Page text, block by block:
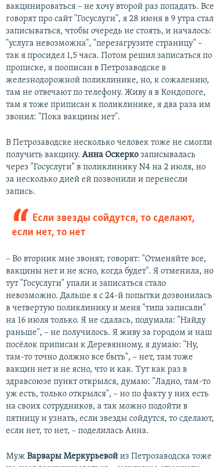
вакцинироваться – не хочу второй раз попадать. Все
говорят про сайт "Госуслуги", я 28 июня в 9 утра стал
записываться, чтобы очередь не стоять, и началось:
"услуга невозможна", "перезагрузите страницу" –
так я просидел 1,5 часа. Потом решил записаться по
прописке, я поописан в Петрозаводске в
железнодорожной поликлинике, но, к сожалению,
там не отвечают по телефону. Живу я в Кондопоге,
там я тоже приписан к поликлинике, я два раза им
звонил: "Пока вакцины нет".
В Петрозаводске несколько человек тоже не смогли
получить вакцину. Анна Оскерко записывалась
через "Госуслуги" в поликлинику N4 на 2 июля, но
за несколько дней ей позвонили и перенесли
запись.
Если звезды сойдутся, то сделают,
если нет, то нет
– Во вторник мне звонят, говорят: "Отменяйте все,
вакцины нет и не ясно, когда будет". Я отменила, но
тут "Госуслуги" упали и записаться стало
невозможно. Дальше я с 24-й попытки дозвонилась
в четвертую поликлинику и меня "типа записали"
на 16 июля только. Я не сдалась, подумала: "Найду
раньше", – не получилось. Я живу за городом и наш
посёлок приписан к Деревянному, я думаю: "Ну,
там-то точно должно все быть", – нет, там тоже
вакцин нет и не ясно, что и как. Тут как раз в
здравсоюзе пункт открылся, думаю: "Ладно, там-то
уж есть, только открылся", – но по факту у них есть
на своих сотрудников, а так можно подойти в
пятницу и узнать, если звезды сойдутся, то сделают,
если нет, то нет, – поделилась Анна.
Муж Варвары Меркурьевой из Петрозаводска тоже